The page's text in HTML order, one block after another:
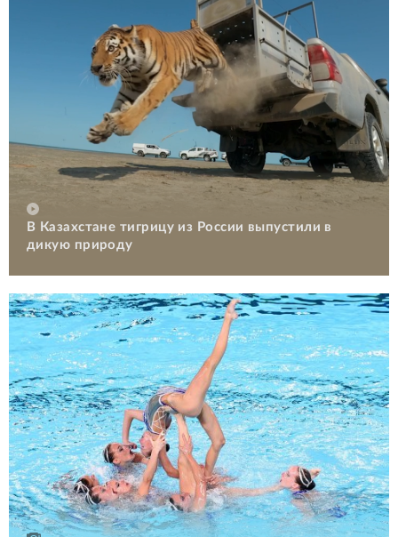
В Казахстане тигрицу из России выпустили в
дикую природу